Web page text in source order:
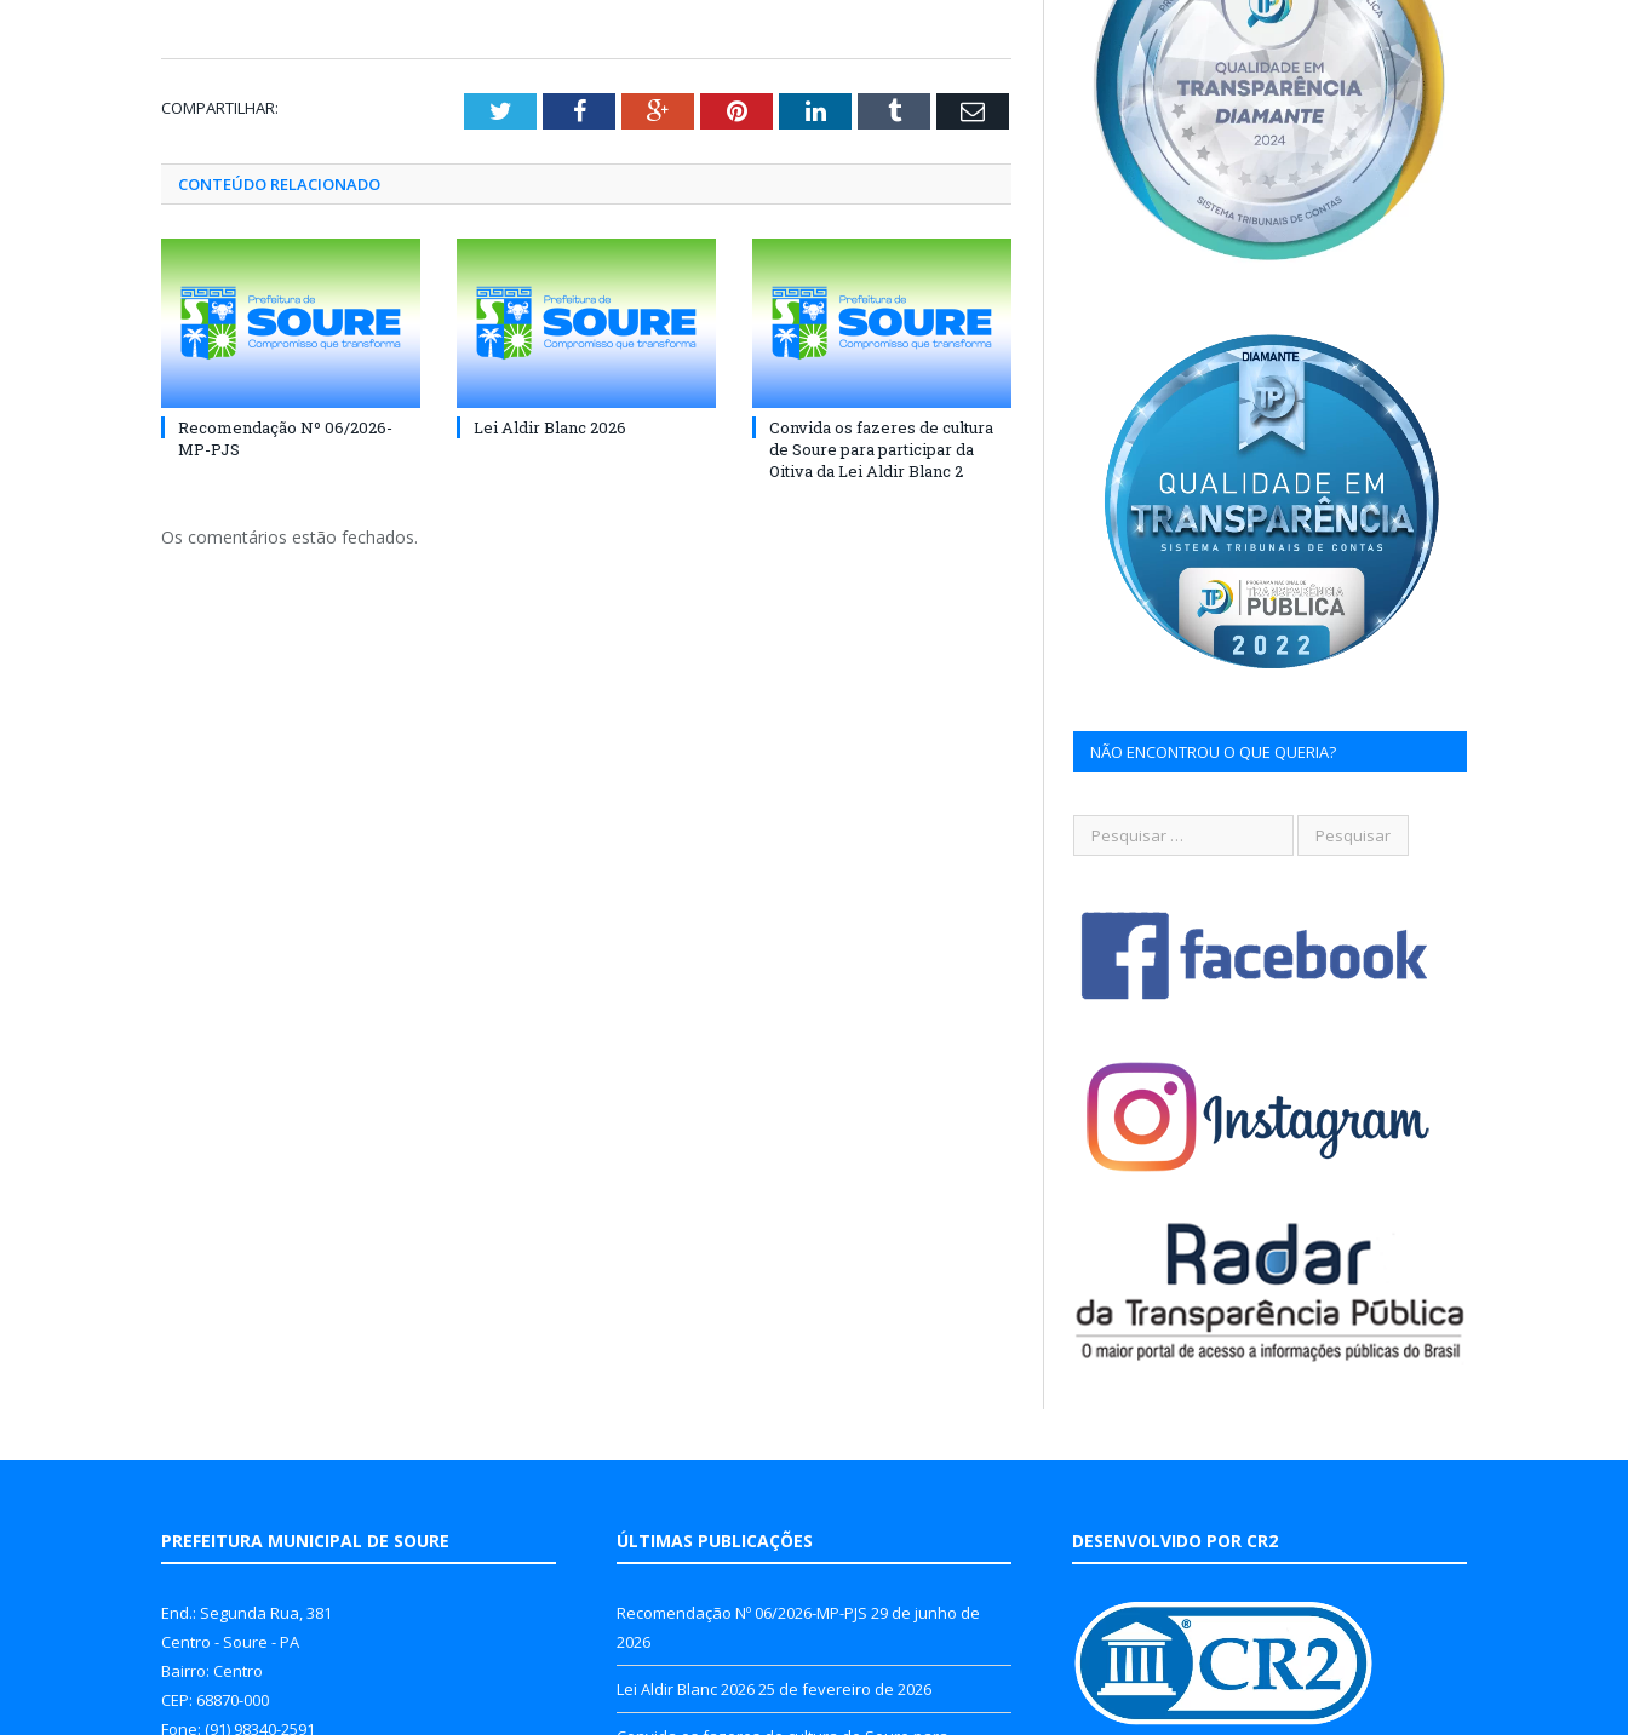
COMPARTILHAR: TwitterFacebookGoogle+PinterestLinkedInTumblr Email
CONTEÚDO RELACIONADO
Recomendação Nº 06/2026-
MP-PJS
Lei Aldir Blanc 2026
Convida os fazeres de cultura
de Soure para participar da
Oitiva da Lei Aldir Blanc 2
Os comentários estão fechados.
NÃO ENCONTROU O QUE QUERIA?
PREFEITURA MUNICIPAL DE SOURE
End.: Segunda Rua, 381
Centro - Soure - PA
Bairro: Centro
CEP: 68870-000
Fone: (91) 98340-2591
ÚLTIMAS PUBLICAÇÕES
Recomendação Nº 06/2026-MP-PJS 29 de junho de
2026
Lei Aldir Blanc 202625 de fevereiro de 2026
DESENVOLVIDO POR CR2